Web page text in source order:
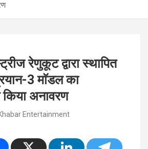
रेणुकूट द्वारा स्थापित
3 माॅडल का
किया अनावरण
Entertainment